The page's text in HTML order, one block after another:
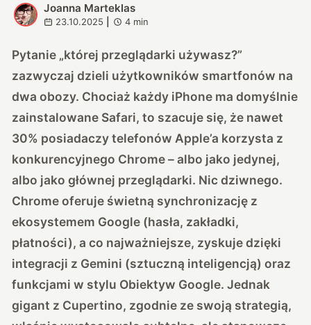
J
Joanna Marteklas
23.10.2025 4 min
Pytanie „której przeglądarki używasz?”
zazwyczaj dzieli użytkowników smartfonów na
dwa obozy. Chociaż każdy iPhone ma domyślnie
zainstalowane Safari, to szacuje się, że nawet
30% posiadaczy telefonów Apple’a korzysta z
konkurencyjnego Chrome – albo jako jedynej,
albo jako głównej przeglądarki. Nic dziwnego.
Chrome oferuje świetną synchronizację z
ekosystemem Google (hasła, zakładki,
płatności), a co najważniejsze, zyskuje dzięki
integracji z Gemini (sztuczną inteligencją) oraz
funkcjami w stylu Obiektyw Google.Jednak
gigant z Cupertino, zgodnie ze swoją strategią,